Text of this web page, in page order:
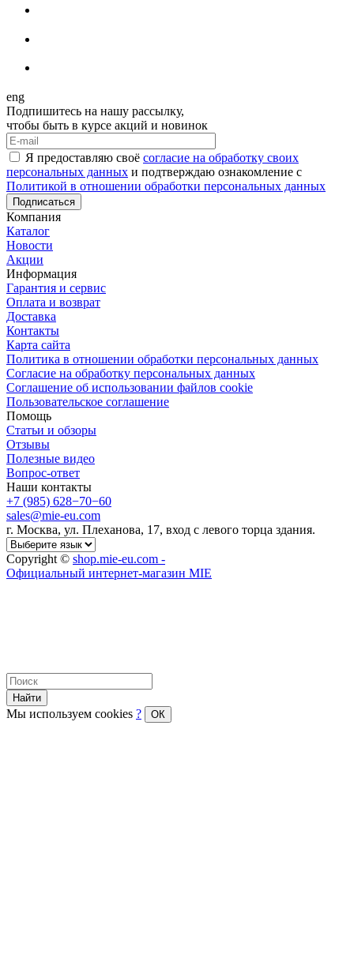
eng
Подпишитесь на нашу рассылку,
чтобы быть в курсе акций и новинок
Я предоставляю своё согласие на обработку своих
персональных данных и подтверждаю ознакомление с
Политикой в отношении обработки персональных данных
Подписаться
Компания
Каталог
Новости
Акции
Информация
Гарантия и сервис
Оплата и возврат
Доставка
Контакты
Карта сайта
Политика в отношении обработки персональных данных
Cогласие на обработку персональных данных
Cоглашение об использовании файлов cookie
Пользовательское соглашение
Помощь
Статьи и обзоры
Отзывы
Полезные видео
Вопрос-ответ
Наши контакты
+7 (985) 628−70−60
sales@mie-eu.com
г. Москва, ул. Плеханова, 17, вход с левого торца здания.
Copyright © shop.mie-eu.com -
Официальный интернет-магазин MIE
Найти
Мы используем cookies ? ОК